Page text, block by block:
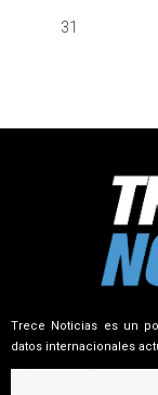
31
Trece Noticias es un
datos internacionales